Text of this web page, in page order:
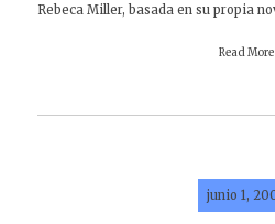
Rebeca Miller, basada en su propia
Read More
junio 1,